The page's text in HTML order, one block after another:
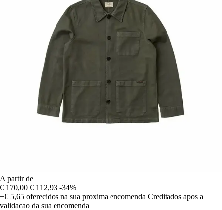
A partir de
€ 170,00 € 112,93 -34%
+€ 5,65 oferecidos na sua proxima encomenda Creditados apos a
validacao da sua encomenda